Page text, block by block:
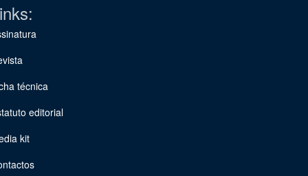
técnica
editorial
kit